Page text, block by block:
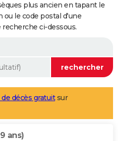
plus ancien en tapant le
le code postal d'une
ci-dessous.
de décès gratuitsur
ans)